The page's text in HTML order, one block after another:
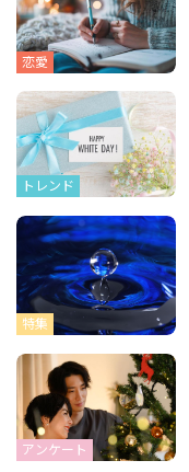
恋愛
トレンド
特集
アンケート